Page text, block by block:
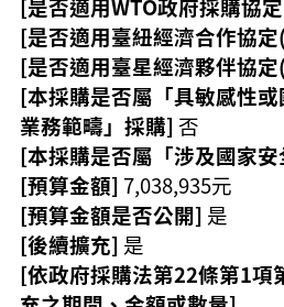
網
站
導
覽
市
政
信
箱
常
見
問
[是否適用WTO政府採購協
[是否適用臺紐經濟合作協定
[是否適用臺星經濟夥伴協定
[本採購是否屬「具敏感性
業務範疇」採購] 否
[本採購是否屬「涉及國家
[預算金額] 7,038,935元
[預算金額是否公開] 是
[後續擴充] 是
[依政府採購法第22條第1項